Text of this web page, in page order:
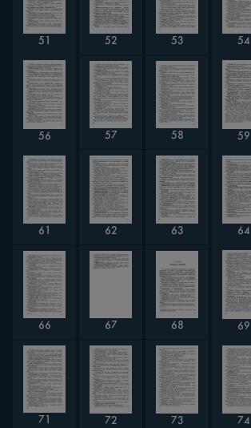
51 52 53 54
56 57 58 59
61 62 63 64
66 67 68 69
71 72 73 74